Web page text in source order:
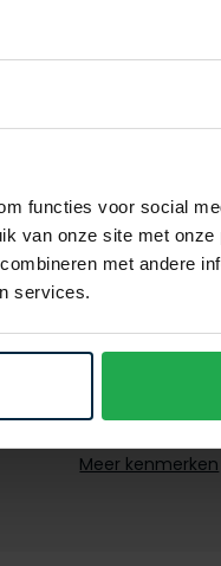
functies voor social
van onze site met
met andere
services.
Alle
Merk
Materiaal
Pasvorm
nr.
Meer kenmerken